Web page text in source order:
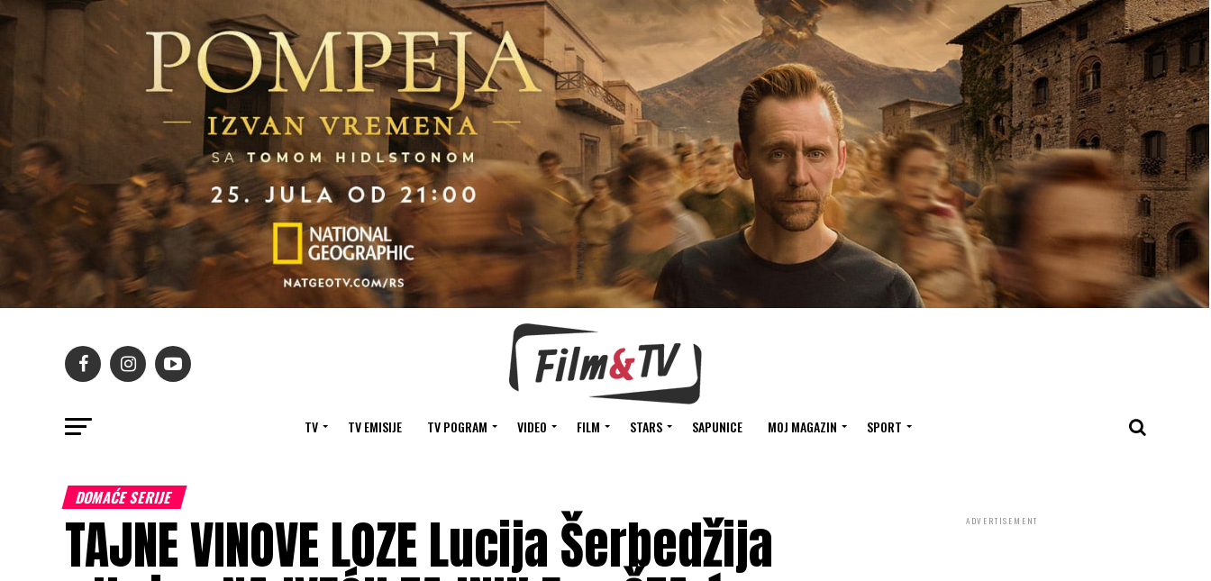
TV TV EMISIJE TV POGRAM VIDEO FILM STARS SAPUNICE MOJ MAGAZIN SPORT
DOMAĆE SERIJE
TAJNE VINOVE LOZE Lucija Šerbedžija ADVERTISEMENT